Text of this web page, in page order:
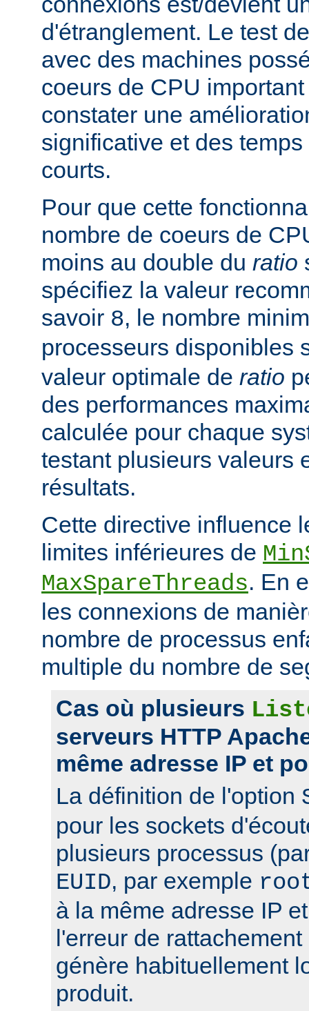
d'étranglement. Le test
avec des machines
coeurs de CPU
constater une
significative et des
courts.
Pour que cette
nombre de coeurs de
moins au double du ratio
spécifiez la valeur
savoir 8, le nombre
processeurs disponibles
valeur optimale de ratio
des performances
calculée pour chaque
testant plusieurs valeurs
résultats.
Cette directive influence
limites inférieures de
MaxSpareThreads. En
les connexions de
nombre de processus
multiple du nombre de
Cas où plusieurs
serveurs HTTP
même adresse IP et
La définition de l'option
pour les sockets
plusieurs processus
EUID, par exemple
à la même adresse IP
l'erreur de
génère habituellement
produit.